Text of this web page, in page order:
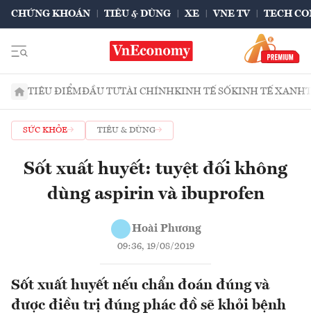
CHỨNG KHOÁN TIÊU & DÙNG XE VNE TV TECH
TIÊU ĐIỂMĐẦU TƯTÀI CHÍNHKINH TẾ SỐKINH TẾ XANH
SỨC KHỎE TIÊU & DÙNG
Sốt xuất huyết: tuyệt đối không
dùng aspirin và ibuprofen
Hoài Phương
09:36, 19/08/2019
Sốt xuất huyết nếu chẩn đoán đúng và
được điều trị đúng phác đồ sẽ khỏi bệnh